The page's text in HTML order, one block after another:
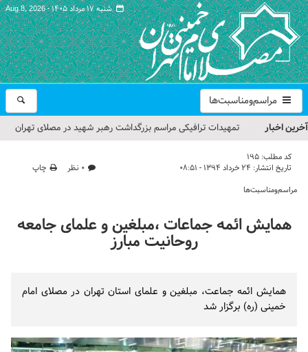
شنبه ۱۷ مرداد ۱۴۰۵ - Aug 8, 2026
مراسم‌ومناسبت‌ها
آخرین اخبار
تمهیدات ترافیکی مراسم بزرگداشت رهبر شهید در مصلای تهران
حجت‌الاسلام حاج علی‌اکبری؛ خطیب این هفته نماز جمعه تهران
معظم انقلاب
گزارش تصویری| مراسم نماز بر پیکر امام شهید انقلاب اسلامی ایران
کد مطلب: 195
تاریخ انتشار: ۲۴ خرداد ۱۳۹۴ - ۰۸:۵۱ ۰ نظر
چاپ
مراسم‌ومناسبت‌ها
همایش ائمه جماعات ،مبلغین و علمای جامعه
روحانیت مبارز
همایش ائمه جماعت، مبلغین و علمای استان تهران در مصلای امام
خمینی (ره) برگزار شد